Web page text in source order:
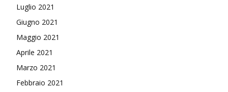
Luglio 2021
Giugno 2021
Maggio 2021
Aprile 2021
Marzo 2021
Febbraio 2021